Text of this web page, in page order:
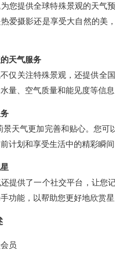
您提供全球特殊景观的天气
爱摄影还是享受大自然的美
天气服务
仅关注特殊景观，还提供全
量、空气质量和能见度等信
景天气更加完善和贴心。您可
计划和享受生活中的精彩瞬间
提供了一个社交平台，让您
功能，以帮助您更好地欣赏星
员